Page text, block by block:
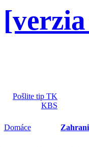
Pošlite tip TK
KBS
Domáce